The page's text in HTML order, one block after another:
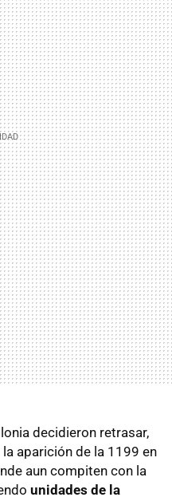
decidieron retrasar,
aparición de la 1199 en
aun compiten con la
unidades de la